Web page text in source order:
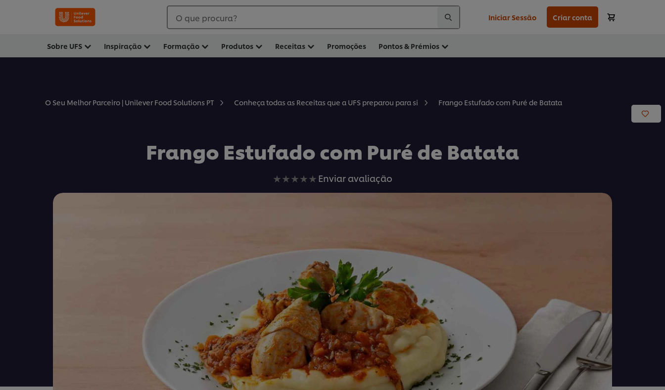
O que procura? Iniciar Sessão Criar conta
Sobre UFS Inspiração Formação Produtos Receitas Promoções Pontos & Prémios
O Seu Melhor Parceiro | Unilever Food Solutions PT Conheça todas as Receitas que a UFS preparou para si Frango Estufado com Puré de Batata
Frango Estufado com Puré de Batata
Nenhuma
avaliação
Enviar avaliação